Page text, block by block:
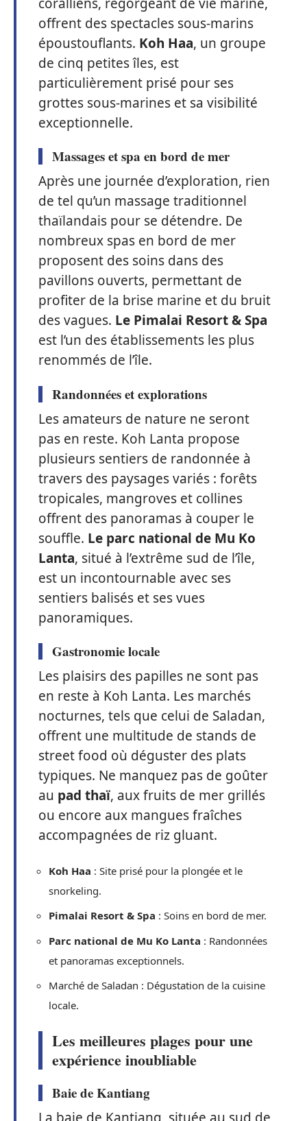
offrent des spectacles sous-marins
époustouflants. Koh Haa, un groupe
de cinq petites îles, est
particulièrement prisé pour ses
grottes sous-marines et sa visibilité
exceptionnelle.
Massages et spa en bord de mer
Après une journée d’exploration, rien
de tel qu’un massage traditionnel
thaïlandais pour se détendre. De
nombreux spas en bord de mer
proposent des soins dans des
pavillons ouverts, permettant de
profiter de la brise marine et du bruit
des vagues. Le Pimalai Resort & Spa
est l’un des établissements les plus
renommés de l’île.
Randonnées et explorations
Les amateurs de nature ne seront
pas en reste. Koh Lanta propose
plusieurs sentiers de randonnée à
travers des paysages variés : forêts
tropicales, mangroves et collines
offrent des panoramas à couper le
souffle. Le parc national de Mu Ko
Lanta, situé à l’extrême sud de l’île,
est un incontournable avec ses
sentiers balisés et ses vues
panoramiques.
Gastronomie locale
Les plaisirs des papilles ne sont pas
en reste à Koh Lanta. Les marchés
nocturnes, tels que celui de Saladan,
offrent une multitude de stands de
street food où déguster des plats
typiques. Ne manquez pas de goûter
au pad thaï, aux fruits de mer grillés
ou encore aux mangues fraîches
accompagnées de riz gluant.
Koh Haa : Site prisé pour la plongée et le
snorkeling.
Pimalai Resort & Spa : Soins en bord de mer.
Parc national de Mu Ko Lanta : Randonnées
et panoramas exceptionnels.
Marché de Saladan : Dégustation de la cuisine
locale.
Les meilleures plages pour une
expérience inoubliable
Baie de Kantiang
La baie de Kantiang, située au sud de